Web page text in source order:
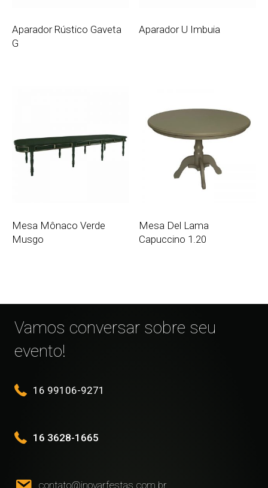
Aparador Rústico Gaveta
G
Aparador U Imbuia
Mesa Mônaco Verde
Musgo
Mesa Del Lama
Capuccino 1.20
Vamos conversar sobre seu
evento!
16 99106-9271
16 3628-1665
contato@inovarfestas.com.br